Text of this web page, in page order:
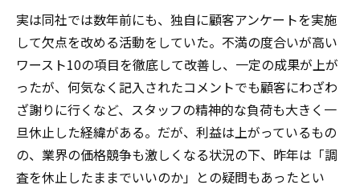
実は同社では数年前にも、独自に顧客アンケートを実施
して欠点を改める活動をしていた。不満の度合いが高い
ワースト10の項目を徹底して改善し、一定の成果が上が
ったが、何気なく記入されたコメントでも顧客にわざわ
ざ謝りに行くなど、スタッフの精神的な負荷も大きく一
旦休止した経緯がある。だが、利益は上がっているもの
の、業界の価格競争も激しくなる状況の下、昨年は「調
査を休止したままでいいのか」との疑問もあったとい